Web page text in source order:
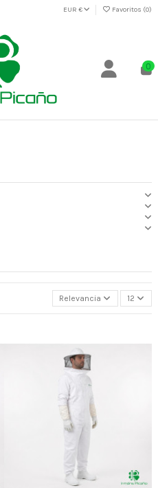
EUR € Favoritos (0)
0
Relevancia 12